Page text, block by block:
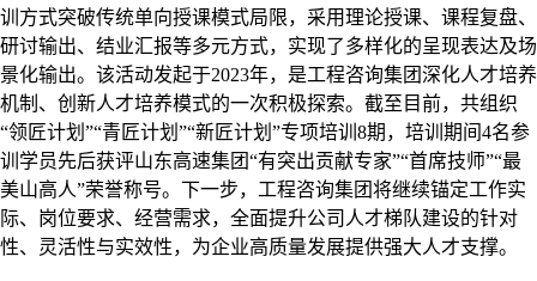
训方式突破传统单向授课模式局限，采用理论授课、课程复盘、
研讨输出、结业汇报等多元方式，实现了多样化的呈现表达及场
景化输出。该活动发起于2023年，是工程咨询集团深化人才培养
机制、创新人才培养模式的一次积极探索。截至目前，共组织
“领匠计划”“青匠计划”“新匠计划”专项培训8期，培训期间4名参
训学员先后获评山东高速集团“有突出贡献专家”“首席技师”“最
美山高人”荣誉称号。下一步，工程咨询集团将继续锚定工作实
际、岗位要求、经营需求，全面提升公司人才梯队建设的针对
性、灵活性与实效性，为企业高质量发展提供强大人才支撑。